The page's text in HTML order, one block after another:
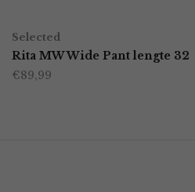
op
de
productpagina
product
heeft
Selected
Rita MW Wide Pant lengte 32
€89,99